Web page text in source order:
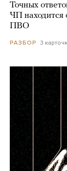
Точных
ЧП находится
ПВО
РАЗБОР 3